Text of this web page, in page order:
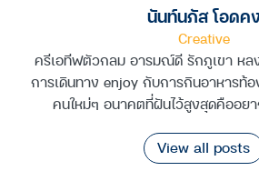
นันท์นภัส โอดค
Creative
ครีเอทีฟตัวกลม อารมณ์ดี รักภูเขา หล
การเดินทาง enjoy กับการกินอาหารท้
คนใหม่ๆ อนาคตที่ฝันไว้สูงสุดคืออย
View all posts